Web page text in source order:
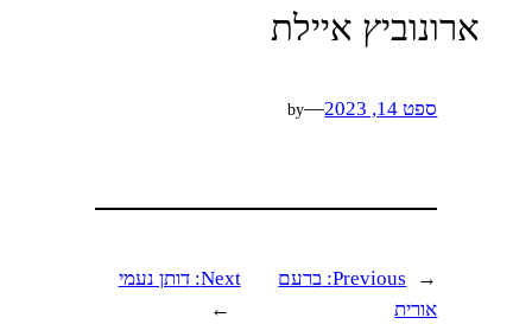
ארונוביץ איילת
ספט 14, 2023 —
by
←
Previous: ברעם
אורית
Next: דותן נעמי
→